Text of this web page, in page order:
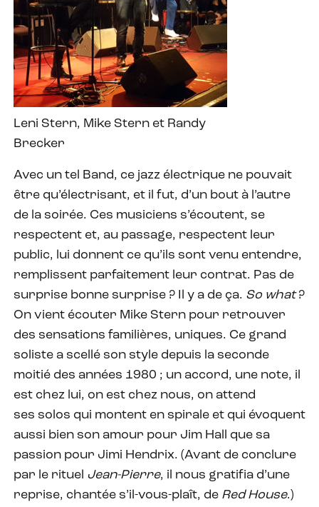
Leni Stern, Mike Stern et Randy
Brecker
Avec un tel Band, ce jazz électrique ne pouvait
être qu’électrisant, et il fut, d’un bout à l’autre
de la soirée. Ces musiciens s’écoutent, se
respectent et, au passage, respectent leur
public, lui donnent ce qu’ils sont venu entendre,
remplissent parfaitement leur contrat. Pas de
surprise bonne surprise ? Il y a de ça. So what?
On vient écouter Mike Stern pour retrouver
des sensations familières, uniques. Ce grand
soliste a scellé son style depuis la seconde
moitié des années 1980 ; un accord, une note, il
est chez lui, on est chez nous, on attend
ses solos qui montent en spirale et qui évoquent
aussi bien son amour pour Jim Hall que sa
passion pour Jimi Hendrix. (Avant de conclure
par le rituel Jean-Pierre, il nous gratifia d’une
reprise, chantée s’il-vous-plaît, de Red House.)